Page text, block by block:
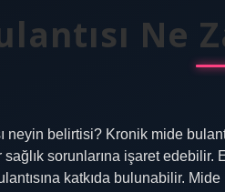
Ne
neyin belirtisi? Kronik mide
sağlık sorunlarına işaret
katkıda bulunabilir.